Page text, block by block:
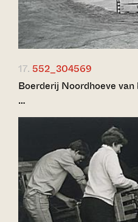
17. 552_304569
Boerderij Noordhoeve van
…